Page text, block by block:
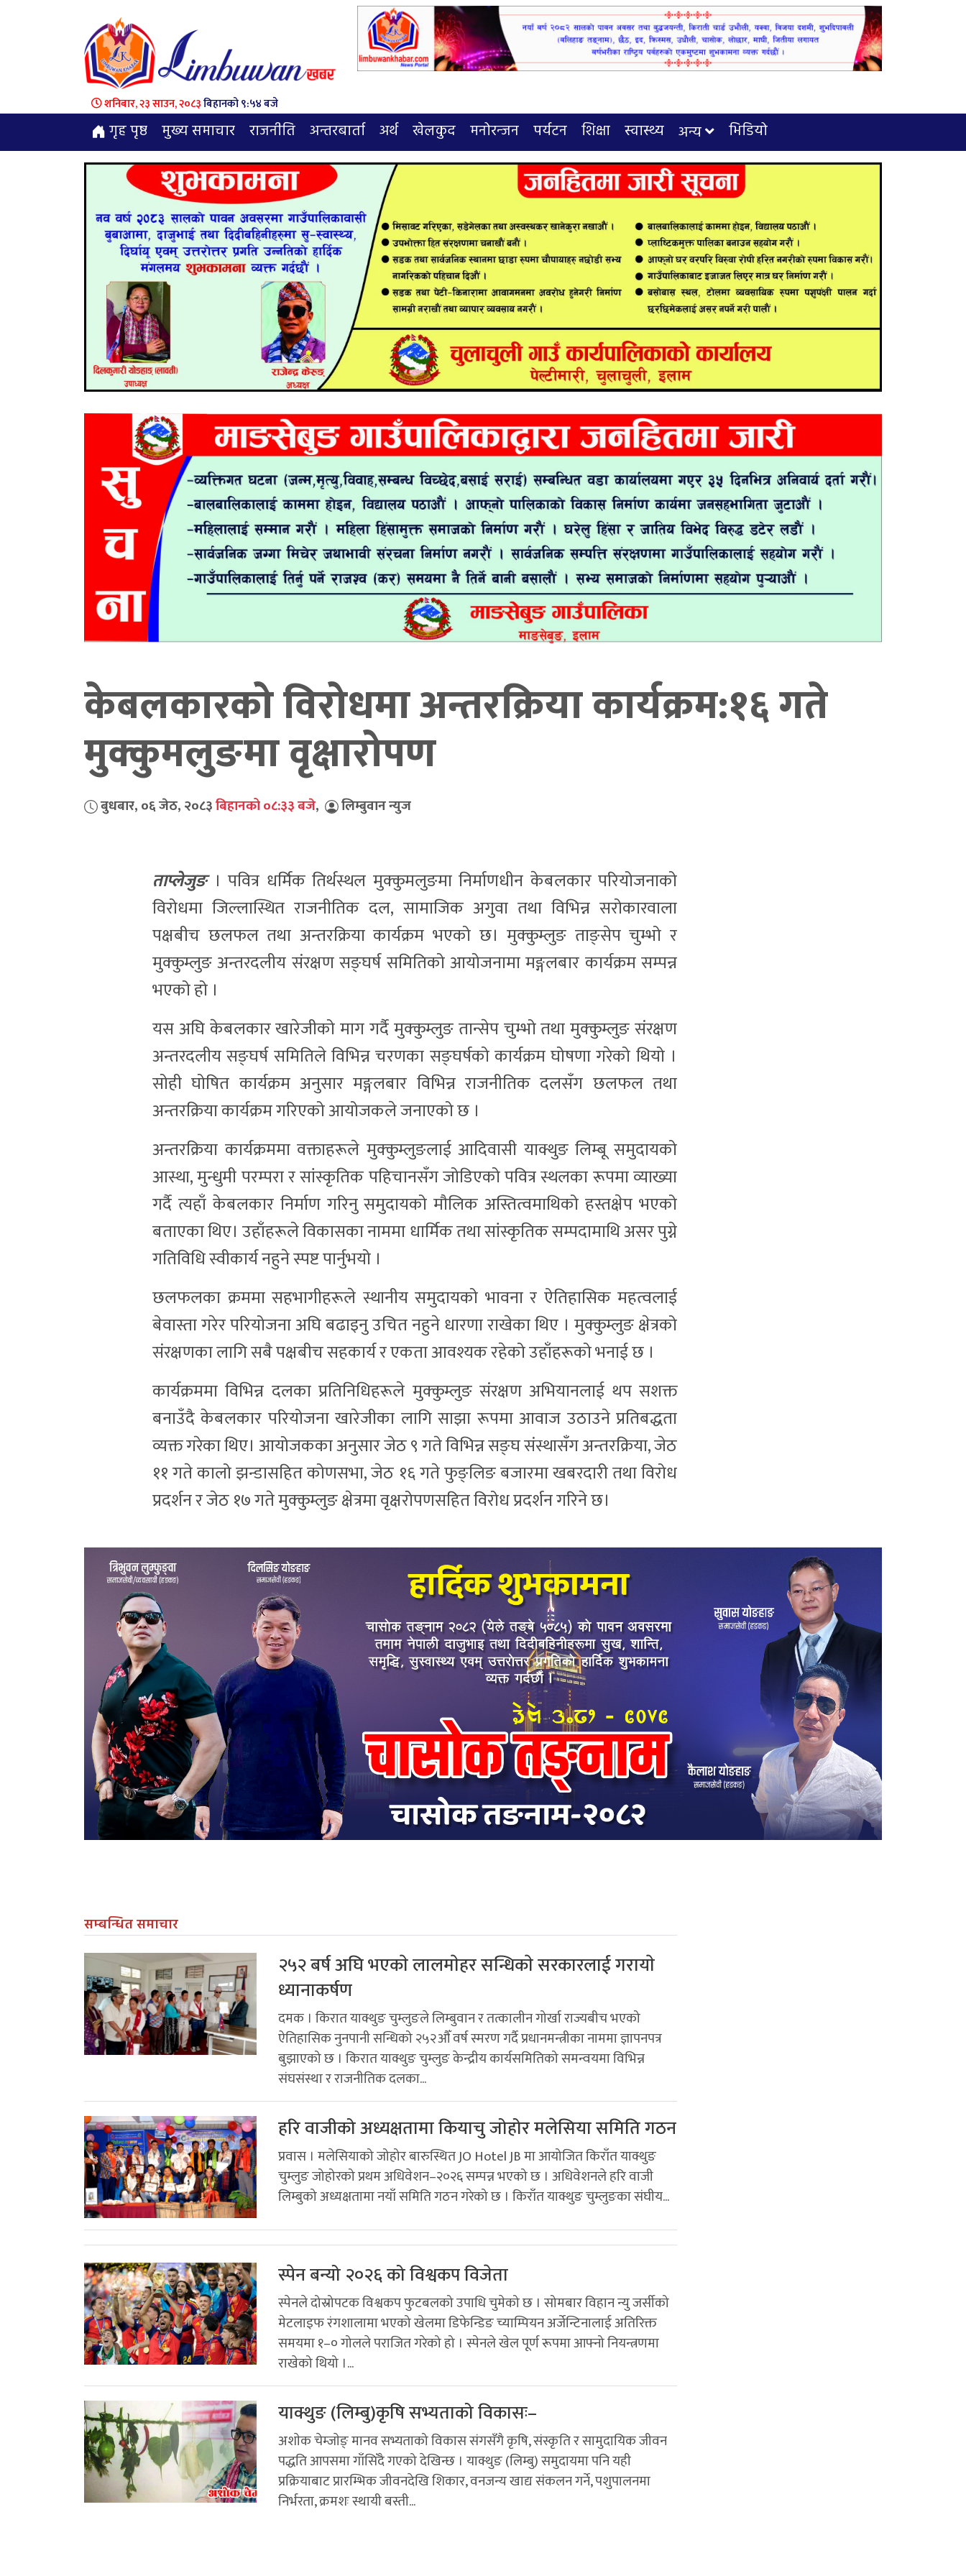
शनिबार, २३ साउन, २०८३बिहानको ९:५४ बजे
गृह पृष्ठ मुख्य समाचार राजनीति अन्तरबार्ता अर्थ खेलकुद मनोरन्जन पर्यटन शिक्षा स्वास्थ्य अन्य भिडियो
केबलकारको विरोधमा अन्तरक्रिया कार्यक्रम:१६ गते
मुक्कुमलुङमा वृक्षारोपण
बुधबार, ०६ जेठ, २०८३बिहानको ०८:३३ बजे, लिम्बुवान न्युज
ताप्लेजुङ। पवित्र धर्मिक तिर्थस्थल मुक्कुमलुङमा निर्माणधीन केबलकार परियोजनाको
विरोधमा जिल्लास्थित राजनीतिक दल, सामाजिक अगुवा तथा विभिन्न सरोकारवाला
पक्षबीच छलफल तथा अन्तरक्रिया कार्यक्रम भएको छ। मुक्कुम्लुङ ताङ्सेप चुम्भो र
मुक्कुम्लुङ अन्तरदलीय संरक्षण सङ्घर्ष समितिको आयोजनामा मङ्गलबार कार्यक्रम सम्पन्न
भएको हो ।
यस अघि केबलकार खारेजीको माग गर्दै मुक्कुम्लुङ तान्सेप चुम्भो तथा मुक्कुम्लुङ संरक्षण
अन्तरदलीय सङ्घर्ष समितिले विभिन्न चरणका सङ्घर्षको कार्यक्रम घोषणा गरेको थियो ।
सोही घोषित कार्यक्रम अनुसार मङ्गलबार विभिन्न राजनीतिक दलसँग छलफल तथा
अन्तरक्रिया कार्यक्रम गरिएको आयोजकले जनाएको छ ।
अन्तरक्रिया कार्यक्रममा वक्ताहरूले मुक्कुम्लुङलाई आदिवासी याक्थुङ लिम्बू समुदायको
आस्था, मुन्धुमी परम्परा र सांस्कृतिक पहिचानसँग जोडिएको पवित्र स्थलका रूपमा व्याख्या
गर्दै त्यहाँ केबलकार निर्माण गरिनु समुदायको मौलिक अस्तित्वमाथिको हस्तक्षेप भएको
बताएका थिए। उहाँहरूले विकासका नाममा धार्मिक तथा सांस्कृतिक सम्पदामाथि असर पुग्ने
गतिविधि स्वीकार्य नहुने स्पष्ट पार्नुभयो ।
छलफलका क्रममा सहभागीहरूले स्थानीय समुदायको भावना र ऐतिहासिक महत्वलाई
बेवास्ता गरेर परियोजना अघि बढाइनु उचित नहुने धारणा राखेका थिए । मुक्कुम्लुङ क्षेत्रको
संरक्षणका लागि सबै पक्षबीच सहकार्य र एकता आवश्यक रहेको उहाँहरूको भनाई छ ।
कार्यक्रममा विभिन्न दलका प्रतिनिधिहरूले मुक्कुम्लुङ संरक्षण अभियानलाई थप सशक्त
बनाउँदै केबलकार परियोजना खारेजीका लागि साझा रूपमा आवाज उठाउने प्रतिबद्धता
व्यक्त गरेका थिए। आयोजकका अनुसार जेठ ९ गते विभिन्न सङ्घ संस्थासँग अन्तरक्रिया, जेठ
११ गते कालो झन्डासहित कोणसभा, जेठ १६ गते फुङ्लिङ बजारमा खबरदारी तथा विरोध
प्रदर्शन र जेठ १७ गते मुक्कुम्लुङ क्षेत्रमा वृक्षरोपणसहित विरोध प्रदर्शन गरिने छ।
सम्बन्धित समाचार
२५२ बर्ष अघि भएकाे लालमाेहर सन्धिकाे सरकारलाई गरायाे
ध्यानाकर्षण
दमक । किरात याक्थुङ चुम्लुङले लिम्बुवान र तत्कालीन गोर्खा राज्यबीच भएको
ऐतिहासिक नुनपानी सन्धिको २५२औँ वर्ष स्मरण गर्दै प्रधानमन्त्रीका नाममा ज्ञापनपत्र
बुझाएको छ । किरात याक्थुङ चुम्लुङ केन्द्रीय कार्यसमितिको समन्वयमा विभिन्न
संघसंस्था र राजनीतिक दलका...
हरि वाजीको अध्यक्षतामा कियाचु जोहोर मलेसिया समिति गठन
प्रवास । मलेसियाको जोहोर बारुस्थित JO Hotel JB मा आयोजित किराँत याक्थुङ
चुम्लुङ जोहोरको प्रथम अधिवेशन–२०२६ सम्पन्न भएको छ । अधिवेशनले हरि वाजी
लिम्बुको अध्यक्षतामा नयाँ समिति गठन गरेको छ । किराँत याक्थुङ चुम्लुङका संघीय...
स्पेन बन्यो २०२६ को विश्वकप विजेता
स्पेनले दोस्रोपटक विश्वकप फुटबलको उपाधि चुमेको छ । सोमबार विहान न्यु जर्सीको
मेटलाइफ रंगशालामा भएको खेलमा डिफेन्डिङ च्याम्पियन अर्जेन्टिनालाई अतिरिक्त
समयमा १–० गोलले पराजित गरेको हो । स्पेनले खेल पूर्ण रूपमा आफ्नो नियन्त्रणमा
राखेको थियो ।...
याक्थुङ (लिम्बु)कृषि सभ्यताको विकासः–
अशाेक चेम्जाेङ् मानव सभ्यताको विकास संगसँगै कृषि, संस्कृति र सामुदायिक जीवन
पद्धति आपसमा गाँसिँदै गएको देखिन्छ । याक्थुङ (लिम्बु) समुदायमा पनि यही
प्रक्रियाबाट प्रारम्भिक जीवनदेखि शिकार, वनजन्य खाद्य संकलन गर्ने, पशुपालनमा
निर्भरता, क्रमशः स्थायी बस्ती...